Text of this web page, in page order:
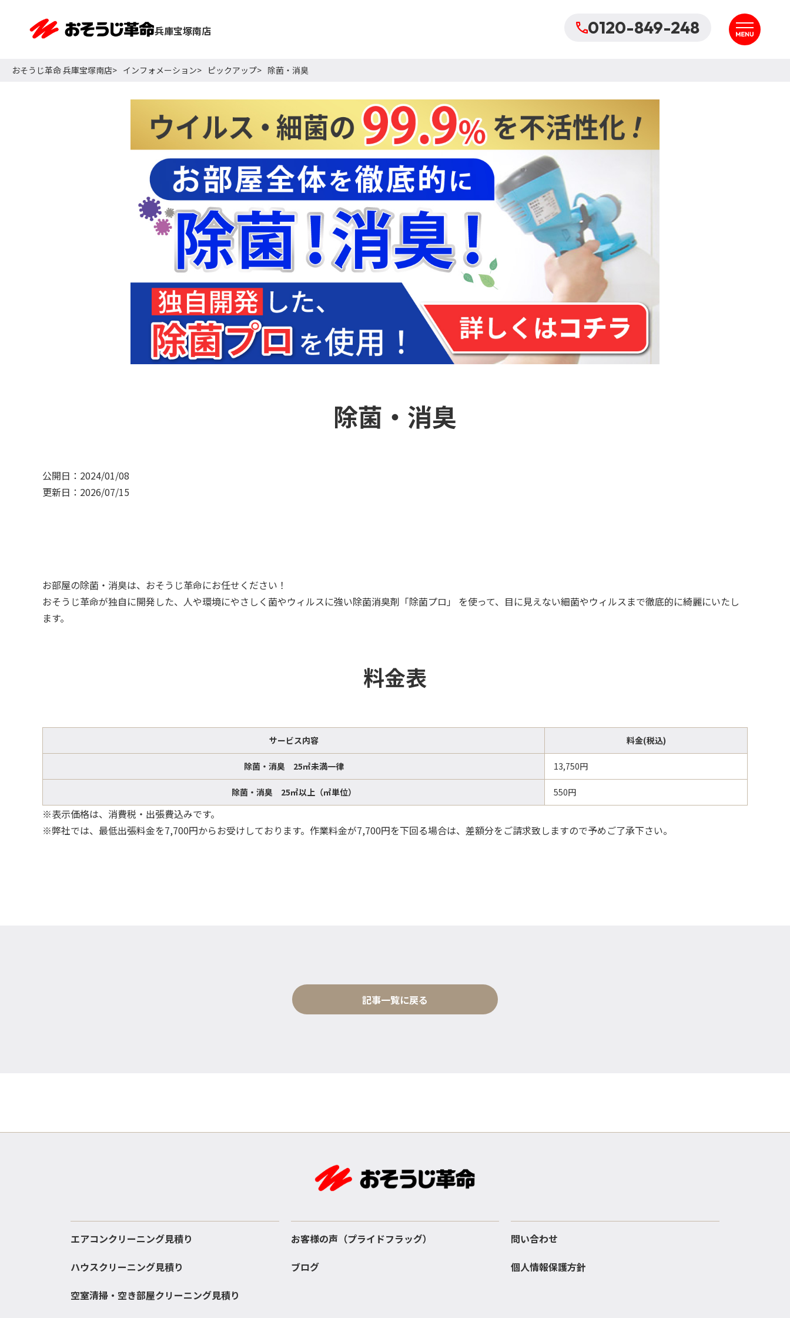
兵庫宝塚南店 0120-849-248
おそうじ革命 兵庫宝塚南店 インフォメーション ピックアップ 除菌・消臭
除菌・消臭
公開日：2024/01/08
更新日：2026/07/15
お部屋の除菌・消臭は、おそうじ革命にお任せください！
おそうじ革命が独自に開発した、人や環境にやさしく菌やウィルスに強い除菌消臭剤「除菌プロ」 を使って、目に見えない細菌やウィルスまで徹底的に綺麗にいたし
ます。
料金表
サービス内容 料金(税込)
除菌・消臭 25㎡未満一律 13,750円
除菌・消臭 25㎡以上（㎡単位） 550円
※表示価格は、消費税・出張費込みです。
※弊社では、最低出張料金を7,700円からお受けしております。作業料金が7,700円を下回る場合は、差額分をご請求致しますので予めご了承下さい。
記事一覧に戻る
エアコンクリーニング見積り
ハウスクリーニング見積り
空室清掃・空き部屋クリーニング見積り
お客様の声（プライドフラッグ）
ブログ
問い合わせ
個人情報保護方針